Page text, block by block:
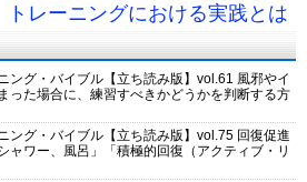
トレーニングにおける実践とは
ング・バイブル【立ち読み版】vol.61 風邪やイ
った場合に、練習すべきかどうかを判断する方
ング・バイブル【立ち読み版】vol.75 回復促進
ャワー、風呂」「積極的回復（アクティブ・リ